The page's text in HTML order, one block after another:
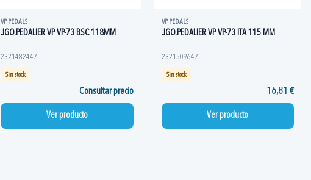
VP PEDALS
JGO.PEDALIER VP VP-73 BSC 118MM
2321482447
Sin stock
Consultar precio
Ver producto
VP PEDALS
JGO.PEDALIER VP VP-73 ITA 115 MM
2321509647
Sin stock
16,81 €
Ver producto